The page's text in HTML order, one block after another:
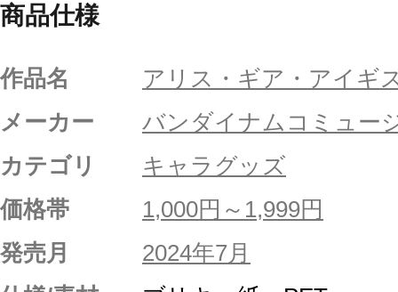
商品仕様
作品名
アリス・ギア・アイギ
メーカー
バンダイナムコミュー
カテゴリ
キャラグッズ
価格帯
1,000円～1,999円
発売月
2024年7月